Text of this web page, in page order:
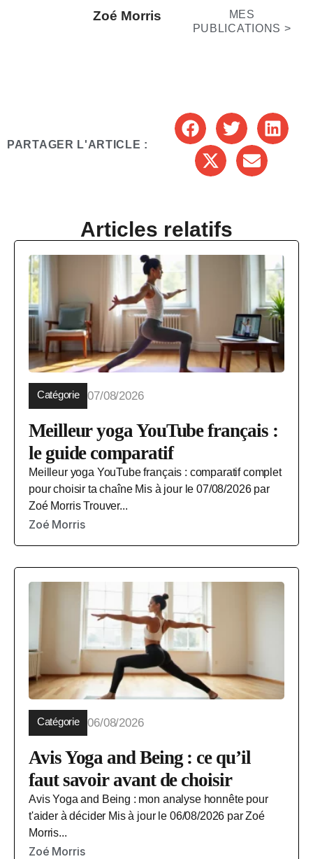
Zoé Morris
MES
PUBLICATIONS >
PARTAGER L'ARTICLE :
Articles relatifs
Catégorie 07/08/2026
Meilleur yoga YouTube français :
le guide comparatif
Meilleur yoga YouTube français : comparatif complet
pour choisir ta chaîne Mis à jour le 07/08/2026 par
Zoé Morris Trouver...
Zoé Morris
Catégorie 06/08/2026
Avis Yoga and Being : ce qu’il
faut savoir avant de choisir
Avis Yoga and Being : mon analyse honnête pour
t'aider à décider Mis à jour le 06/08/2026 par Zoé
Morris...
Zoé Morris